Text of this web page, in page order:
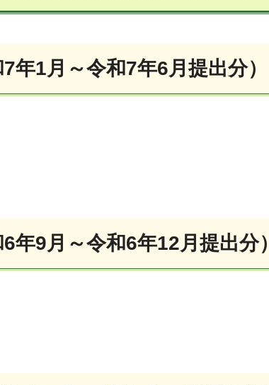
1月～令和7年6月提出分）
年9月～令和6年12月提出分）